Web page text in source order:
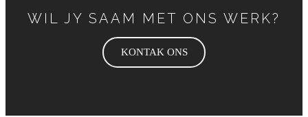
WIL JY SAAM MET ONS WERK?
KONTAK ONS